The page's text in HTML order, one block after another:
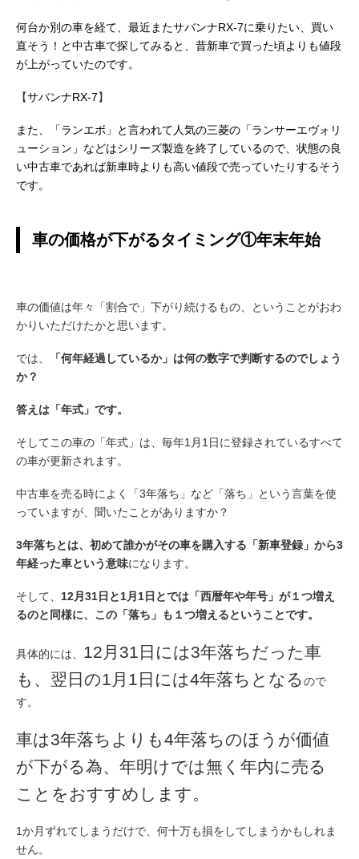
何台か別の車を経て、最近またサバンナRX-7に乗りたい、買い
直そう！と中古車で探してみると、昔新車で買った頃よりも値段
が上がっていたのです。
【サバンナRX-7】
また、「ランエボ」と言われて人気の三菱の「ランサーエヴォリ
ューション」などはシリーズ製造を終了しているので、状態の良
い中古車であれば新車時よりも高い値段で売っていたりするそう
です。
車の価格が下がるタイミング①年末年始
車の価値は年々「割合で」下がり続けるもの、ということがおわ
かりいただけたかと思います。
では、
「何年経過しているか」は何の数字で判断するのでしょう
か？
答えは「年式」です。
そしてこの車の「年式」は、毎年1月1日に登録されているすべて
の車が更新されます。
中古車を売る時によく「3年落ち」など「落ち」という言葉を使
っていますが、聞いたことがありますか？
3年落ちとは、初めて誰かがその車を購入する「新車登録」から3
年経った車という意味になります。
そして、 12月31日と1月1日とでは「西暦年や年号」が１つ増え
るのと同様に、この「落ち」も１つ増えるということです。
具体的には、 12月31日には3年落ちだった車
も、翌日の1月1日には4年落ちとなるので
す。
車は3年落ちよりも4年落ちのほうが価値
が下がる為、年明けでは無く年内に売る
ことをおすすめします。
1か月ずれてしまうだけで、何十万も損をしてしまうかもしれま
せん。